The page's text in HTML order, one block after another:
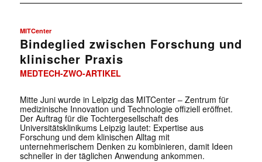
MITCenter
Bindeglied zwischen Forschung und
klinischer Praxis
MEDTECH-ZWO-ARTIKEL
Mitte Juni wurde in Leipzig das MITCenter – Zentrum für
medizinische Innovation und Technologie offiziell eröffnet.
Der Auftrag für die Tochtergesellschaft des
Universitätsklinikums Leipzig lautet: Expertise aus
Forschung und dem klinischen Alltag mit
unternehmerischem Denken zu kombinieren, damit Ideen
schneller in der täglichen Anwendung ankommen.